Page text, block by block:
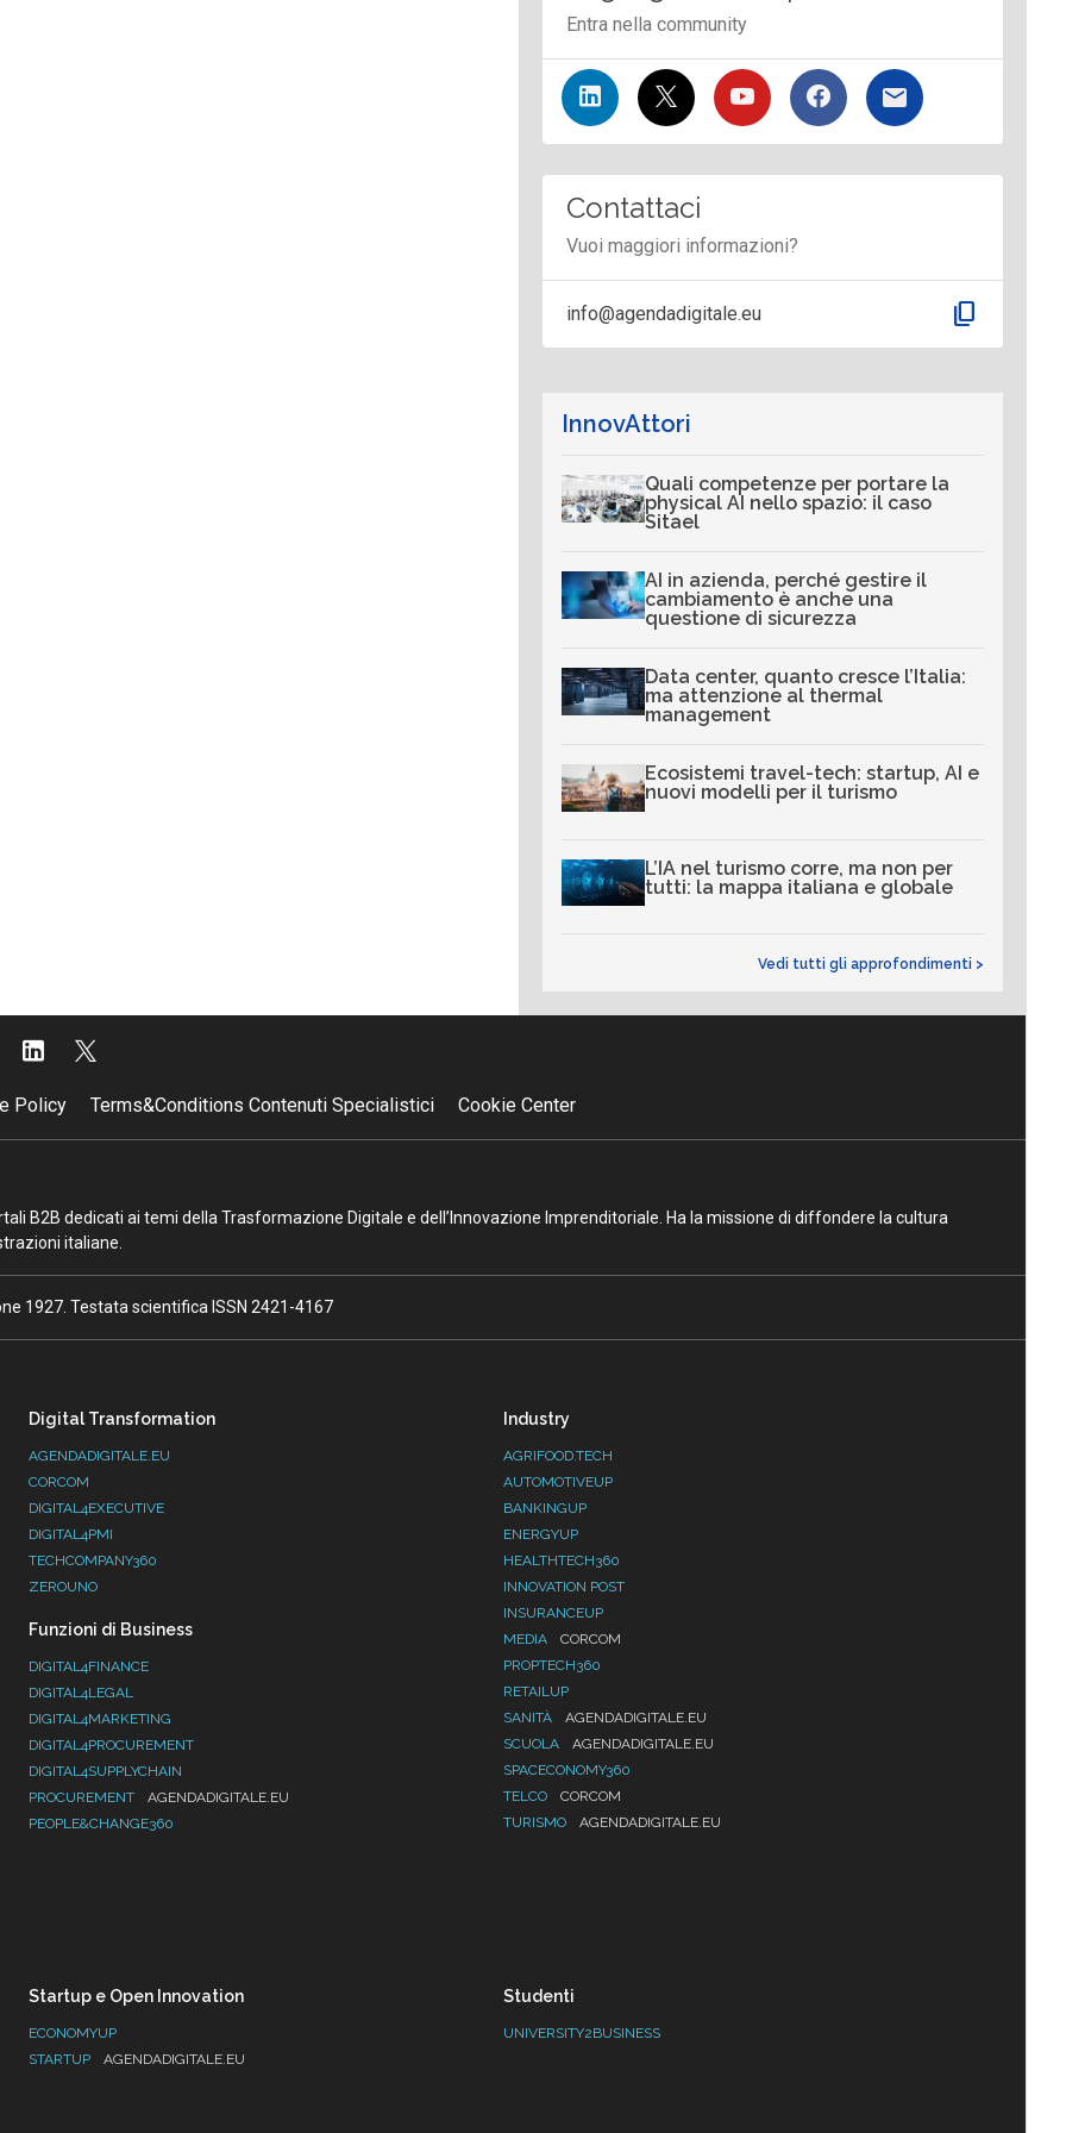
Entra nella community
Contattaci
Vuoi maggiori informazioni?
info@agendadigitale.eu content_copy
InnovAttori
Quali competenze per portare la
physical AI nello spazio: il caso
Sitael
AI in azienda, perché gestire il
cambiamento è anche una
questione di sicurezza
Data center, quanto cresce l’Italia:
ma attenzione al thermal
management
Ecosistemi travel-tech: startup, AI e
nuovi modelli per il turismo
L’IA nel turismo corre, ma non per
tutti: la mappa italiana e globale
Vedi tutti gli approfondimenti >
Policy Terms&Conditions Contenuti Specialistici Cookie Center
B2B dedicati ai temi della Trasformazione Digitale e dell’Innovazione Imprenditoriale. Ha la missione di diffondere la cultura
italiane.
1927. Testata scientifica ISSN 2421-4167
Digital Transformation
AGENDADIGITALE.EU
CORCOM
DIGITAL4EXECUTIVE
DIGITAL4PMI
TECHCOMPANY360
ZEROUNO
Funzioni di Business
DIGITAL4FINANCE
DIGITAL4LEGAL
DIGITAL4MARKETING
DIGITAL4PROCUREMENT
DIGITAL4SUPPLYCHAIN
PROCUREMENT
AGENDADIGITALE.EU
PEOPLE&CHANGE360
Industry
AGRIFOOD.TECH
AUTOMOTIVEUP
BANKINGUP
ENERGYUP
HEALTHTECH360
INNOVATION POST
INSURANCEUP
MEDIA
CORCOM
PROPTECH360
RETAILUP
SANITÀ
AGENDADIGITALE.EU
SCUOLA
AGENDADIGITALE.EU
SPACECONOMY360
TELCO
CORCOM
TURISMO
AGENDADIGITALE.EU
Startup e Open Innovation
ECONOMYUP
STARTUP
AGENDADIGITALE.EU
Studenti
UNIVERSITY2BUSINESS